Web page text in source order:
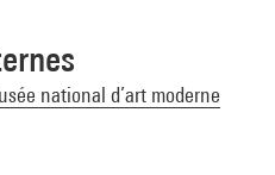
national d’art moderne